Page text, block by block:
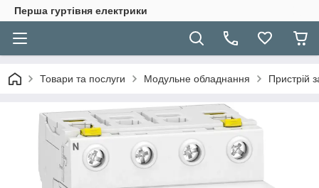
Перша гуртівня електрики
Товари та послуги Модульне обладнання Пристрій